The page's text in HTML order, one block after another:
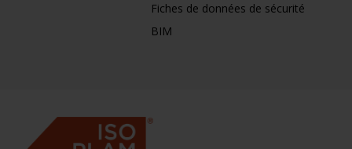
Fiches de données de sécurité
BIM